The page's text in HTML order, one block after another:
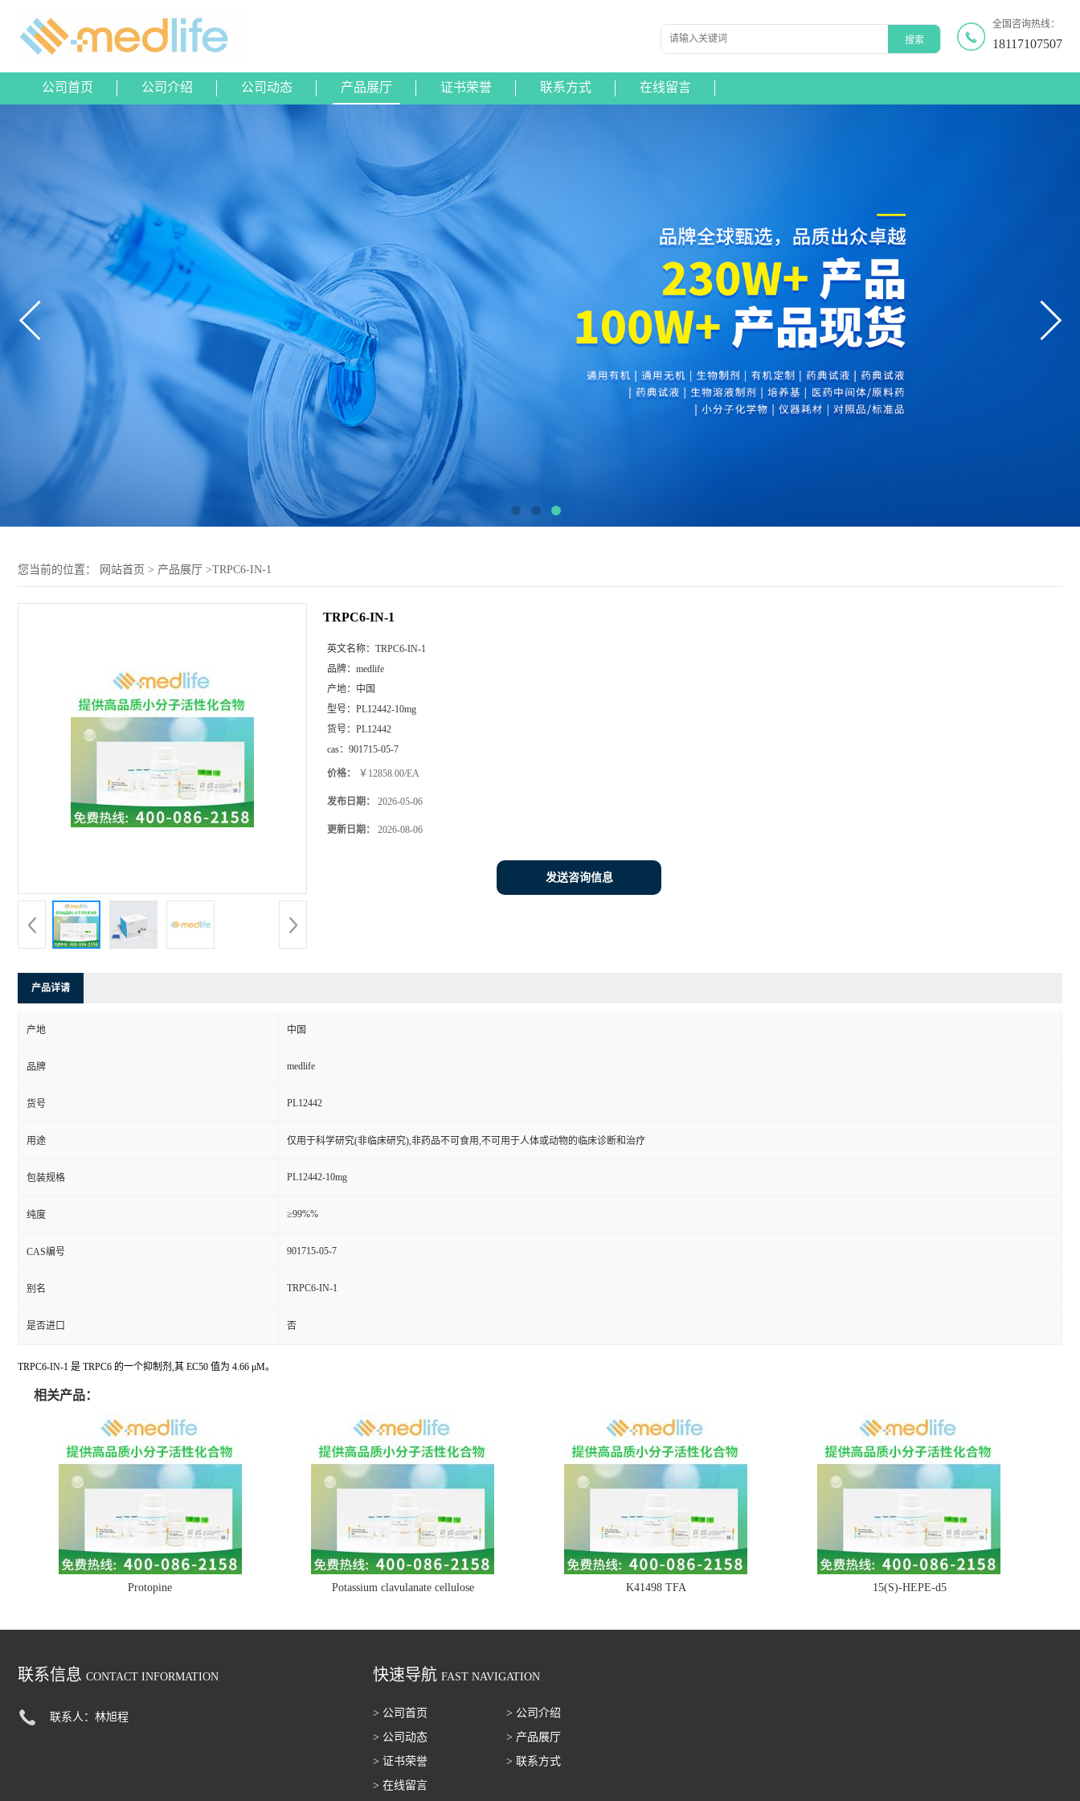
全国咨询热线：
18117107507
公司首页 公司介绍 公司动态 产品展厅 证书荣誉 联系方式 在线留言
您当前的位置： 网站首页 > 产品展厅 >TRPC6-IN-1
TRPC6-IN-1
英文名称： TRPC6-IN-1
品牌： medlife
产地： 中国
型号： PL12442-10mg
货号： PL12442
cas： 901715-05-7
价格： ￥12858.00/EA
发布日期： 2026-05-06
更新日期： 2026-08-06
发送咨询信息
产品详请
产地 中国
品牌 medlife
货号 PL12442
用途 仅用于科学研究(非临床研究),非药品不可食用,不可用于人体或动物的临床诊断和治疗
包装规格 PL12442-10mg
纯度 ≥99%%
CAS编号 901715-05-7
别名 TRPC6-IN-1
是否进口 否
TRPC6-IN-1 是 TRPC6 的一个抑制剂,其 EC50 值为 4.66 μM。
相关产品：
Protopine Potassium clavulanate cellulose K41498 TFA 15(S)-HEPE-d5
联系信息 CONTACT INFORMATION
联系人：林旭程
快速导航 FAST NAVIGATION
> 公司首页
> 公司介绍
> 公司动态
> 产品展厅
> 证书荣誉
> 联系方式
> 在线留言